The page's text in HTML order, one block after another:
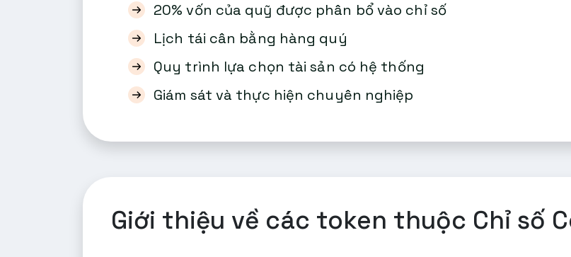
20% vốn của quỹ được phân bổ vào chỉ số
Lịch tái cân bằng hàng quý
Quy trình lựa chọn tài sản có hệ thống
Giám sát và thực hiện chuyên nghiệp
Giới thiệu về các token thuộc Chỉ số